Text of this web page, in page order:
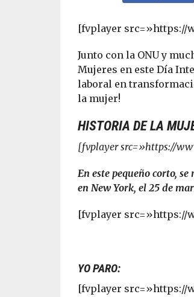
[fvplayer src=»https://
Junto con la ONU y
Mujeres en este Día
laboral en
la mujer!
HISTORIA DE LA
[fvplayer src=»https://
En este pequeño corto,
en New York, el 25 de
[fvplayer src=»https://
YO PARO:
[fvplayer src=»https://